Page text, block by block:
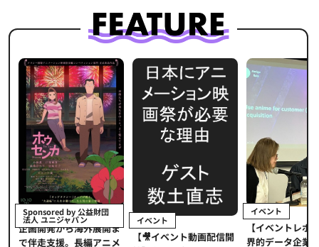
Sponsored by 公益財団
法人 ユニジャパン
企画開発から海外展開ま
で伴走支援。長編アニメ
イベント
【🎥イベント動画配信開
イベント
【イベントレポ
界的データ企業